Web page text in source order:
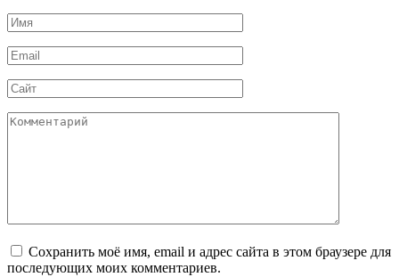
Имя
*
Email
*
Сайт
Комментарий
Сохранить моё имя, email и адрес сайта в этом браузере для
последующих моих комментариев.